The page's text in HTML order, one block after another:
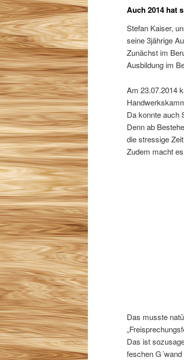
Auch 2014 hat
Stefan Kaiser,
seine 3jährige
Zunächst im
Ausbildung im
Am 23.07.2014
Da konnte auch
Denn ab
die stressige
Zudem macht
Das musste
Das ist
feschen